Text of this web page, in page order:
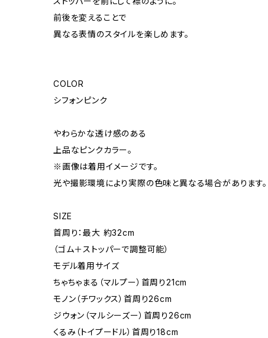
前後を変えることで
異なる表情のスタイルを楽しめます。
COLOR
シフォンピンク
やわらかな透け感のある
上品なピンクカラー。
※画像は着用イメージです。
光や撮影環境により実際の色味と異なる場合があります。
SIZE
首周り：最大 約32cm
（ゴム＋ストッパーで調整可能）
モデル着用サイズ
ちゃちゃまる（マルプー）首周り21cm
モノン（チワックス）首周り26cm
ジウォン（マルシーズー）首周り26cm
くるみ（トイプードル）首周り18cm